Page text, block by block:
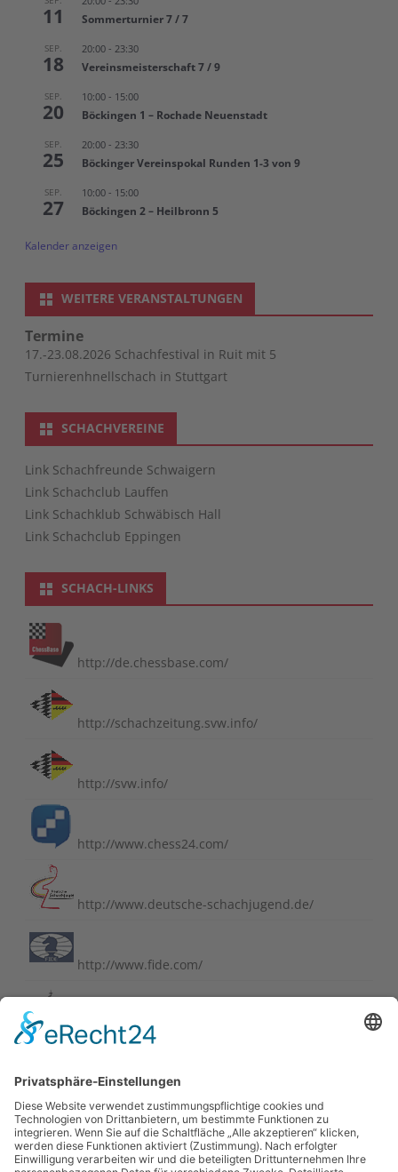
11 Sommerturnier 7 / 7
SEP.
18
20:00 - 23:30
Vereinsmeisterschaft 7 / 9
SEP.
20
10:00 - 15:00
Böckingen 1 – Rochade Neuenstadt
SEP.
25
20:00 - 23:30
Böckinger Vereinspokal Runden 1-3 von 9
SEP.
27
10:00 - 15:00
Böckingen 2 – Heilbronn 5
Kalender anzeigen
WEITERE VERANSTALTUNGEN
Termine
17.-23.08.2026 Schachfestival in Ruit mit 5
Turnierenhnellschach in Stuttgart
SCHACHVEREINE
Link Schachfreunde Schwaigern
Link Schachclub Lauffen
Link Schachklub Schwäbisch Hall
Link Schachclub Eppingen
SCHACH-LINKS
http://de.chessbase.com/
http://schachzeitung.svw.info/
http://svw.info/
http://www.chess24.com/
http://www.deutsche-schachjugend.de/
http://www.fide.com/
http://www.schachbund.de/
http://www.schachbundesliga.de/
https://perlenvombodensee.de/